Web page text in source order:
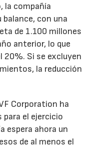
la compañía
con una
de 1.100 millones
anterior, lo que
20%. Si se excluyen
la reducción
Corporation ha
para el ejercicio
espera ahora un
de al menos el